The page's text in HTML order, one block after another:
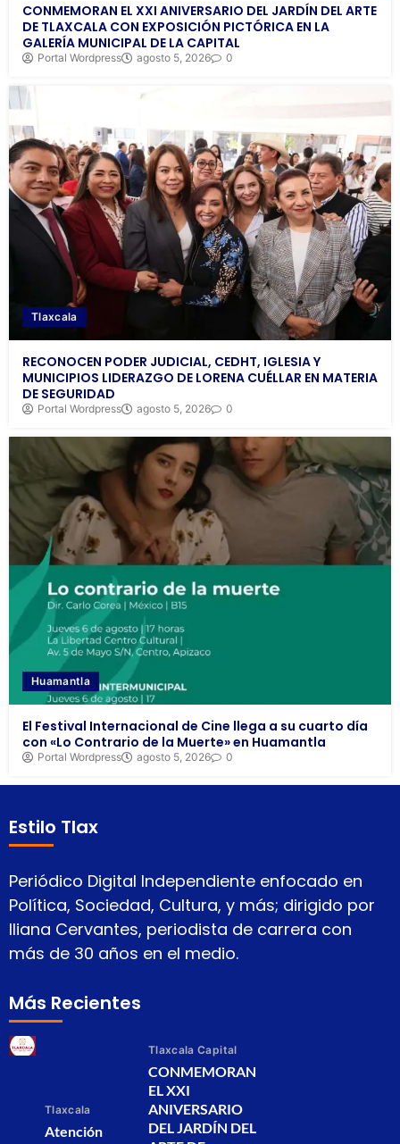
CONMEMORAN EL XXI ANIVERSARIO DEL JARDÍN DEL ARTE
DE TLAXCALA CON EXPOSICIÓN PICTÓRICA EN LA
GALERÍA MUNICIPAL DE LA CAPITAL
Portal Wordpress agosto 5, 2026 0
Tlaxcala
RECONOCEN PODER JUDICIAL, CEDHT, IGLESIA Y
MUNICIPIOS LIDERAZGO DE LORENA CUÉLLAR EN MATERIA
DE SEGURIDAD
Portal Wordpress agosto 5, 2026 0
Huamantla
El Festival Internacional de Cine llega a su cuarto día
con «Lo Contrario de la Muerte» en Huamantla
Portal Wordpress agosto 5, 2026 0
Estilo Tlax
Periódico Digital Independiente enfocado en
Política, Sociedad, Cultura, y más; dirigido por
Iliana Cervantes, periodista de carrera con
más de 30 años en el medio.
Más Recientes
Tlaxcala
Atención
Tlaxcala Capital
CONMEMORAN
EL XXI
ANIVERSARIO
DEL JARDÍN DEL